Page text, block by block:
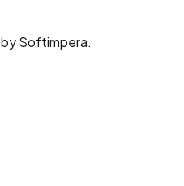
Softimpera.